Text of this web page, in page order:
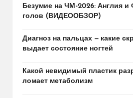
Безумие на ЧМ-2026: Англия и
голов (ВИДЕООБЗОР)
Диагноз на пальцах — какие
выдает состояние ногтей
Какой невидимый пластик
ломает метаболизм